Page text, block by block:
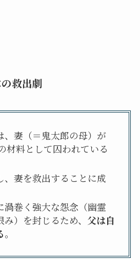
救出劇
、妻（＝鬼太郎の母）が
材料として囚われている
、妻を救出することに成
渦巻く強大な怨念（幽霊
）を封じるため、 父は自
。